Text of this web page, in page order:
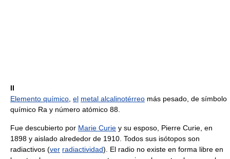
II
Elemento químico el metal alcalinotérreo más pesado, de símbolo
químico Ra y número atómico 88.
Fue descubierto por Marie Curie y su esposo, Pierre Curie, en
1898 y aislado alrededor de 1910. Todos sus isótopos son
radiactivos (ver radiactividad). El radio no existe en forma libre en